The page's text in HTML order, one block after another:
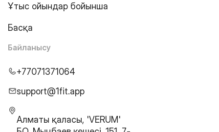
Ұтыс ойындар бойынша
Басқа
Байланысу
+77071371064
support@1fit.app
Алматы қаласы, 'VERUM'